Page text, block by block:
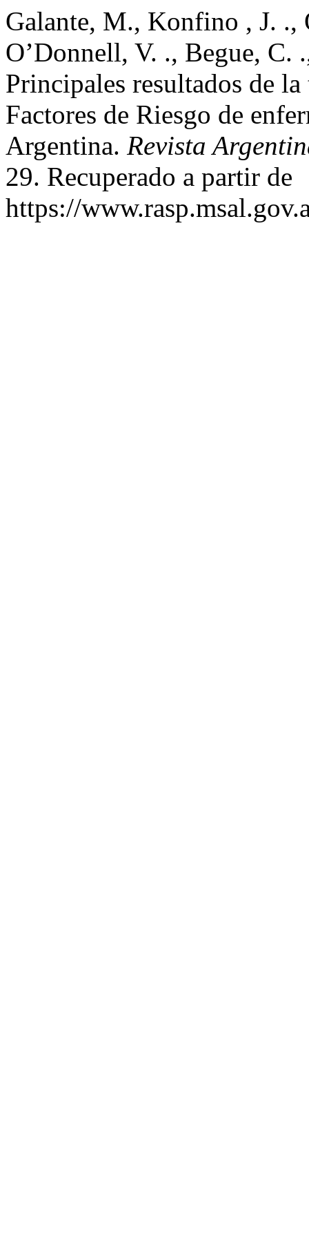
Galante, M., Konfino , J. .,
O’Donnell, V. ., Begue,
Principales resultados de
Factores de Riesgo de
Argentina. Revista
29. Recuperado a partir de
https://